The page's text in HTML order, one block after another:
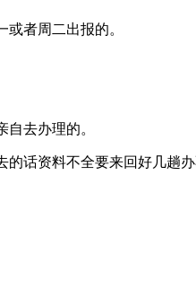
者周二出报的。
去办理的。
话资料不全要来回好几趟